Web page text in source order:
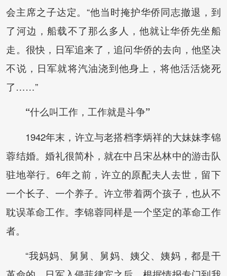
会主席之子达定。“他当时掩护华侨同志撤退，到
了河边，船载不了那么多人，他就让华侨先坐船
走。很快，日军追来了，追问华侨的去向，他坚决
不说，日军就将汽油浇到他身上，将他活活烧死
了……”
“什么叫工作，工作就是斗争”
1942年末，许立与老搭档李炳祥的大妹妹李锦
蓉结婚。婚礼很简朴，就在中吕宋丛林中的游击队
驻地举行。6年之前，许立的原配夫人去世，留下
一个长子、一个养子。许立带着两个孩子，也从不
耽误革命工作。李锦蓉同样是一个坚定的革命工作
者。
“我妈妈、舅舅、舅妈、姨父、姨妈，都是干